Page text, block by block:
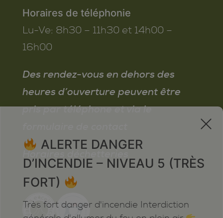
Horaires de téléphonie
Lu-Ve: 8h30 – 11h30 et 14h00 –
16h00
Des rendez-vous en dehors des
heures d’ouverture peuvent être
pris par téléphone et via le
Horaires déchetteries
x
ALERTE DANGER
D’INCENDIE – NIVEAU 5 (TRÈS
FORT)
Très fort danger d'incendie Interdiction